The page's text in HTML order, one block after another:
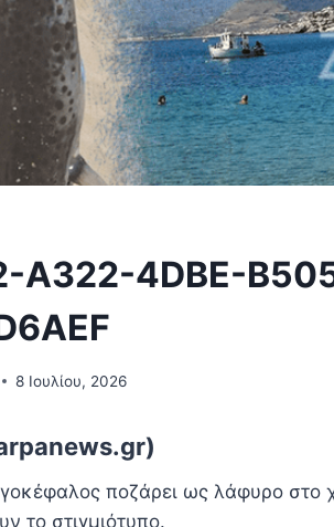
A322-4DBE-
8 Ιουλίου, 2026
ποζάρει ως λάφυρο στο
το στιγμιότυπο.